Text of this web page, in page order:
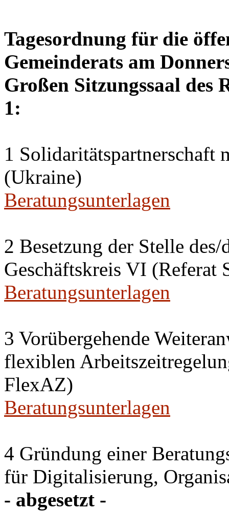
Tagesordnung für die
Gemeinderats am
Großen Sitzungssaal des
1:
1 Solidaritätspartnerschaft
(Ukraine)
Beratungsunterlagen
2 Besetzung der Stelle
Geschäftskreis VI (Referat
Beratungsunterlagen
3 Vorübergehende
flexiblen
FlexAZ)
Beratungsunterlagen
4 Gründung einer
für Digitalisierung,
- abgesetzt -